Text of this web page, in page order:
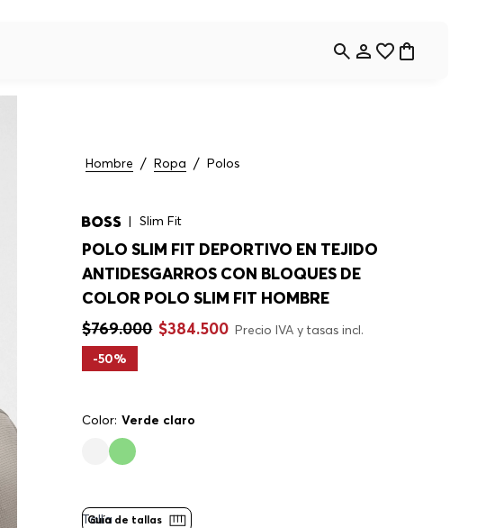
Hombre Ropa Polos
Slim Fit
POLO SLIM FIT DEPORTIVO EN TEJIDO
ANTIDESGARROS CON BLOQUES DE
COLOR POLO SLIM FIT HOMBRE
$769.000 $384.500 Precio IVA y tasas incl.
-50%
Color: Verde claro
Guía de tallas
Talla